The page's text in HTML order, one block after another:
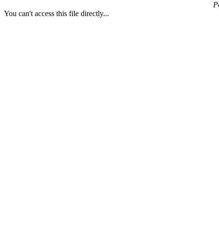
You can't access this file directly...